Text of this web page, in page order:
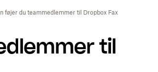
føjer du teammedlemmer til Dropbox Fax
til